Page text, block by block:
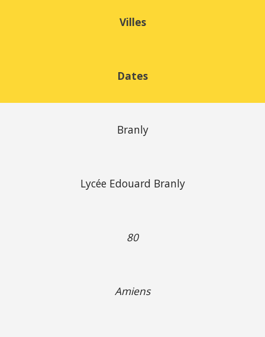
Villes
Dates
Branly
Lycée Edouard Branly
80
Amiens